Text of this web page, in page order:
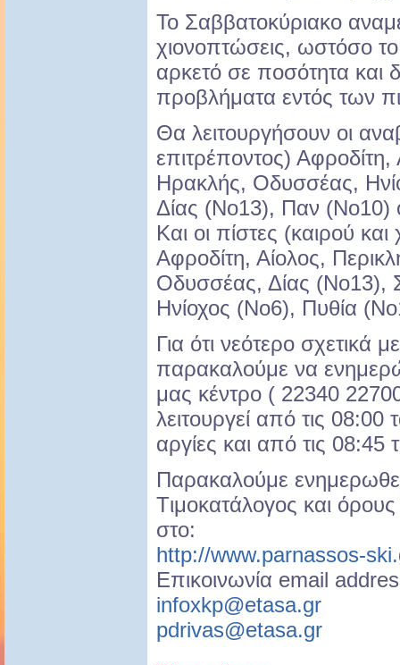
Το Σαββατοκύριακο
χιονοπτώσεις, ωστόσο
αρκετό σε ποσότητα και
προβλήματα εντός των
Θα λειτουργήσουν οι
επιτρέποντος) Αφροδίτη,
Ηρακλής, Οδυσσέας,
Δίας (Νο13), Παν (Νο10)
Και οι πίστες (καιρού
Αφροδίτη, Αίολος,
Οδυσσέας, Δίας (Νο13),
Ηνίοχος (Νο6), Πυθία
Για ότι νεότερο σχετικά
παρακαλούμε να
μας κέντρο ( 22340
λειτουργεί από τις
αργίες και από τις 08:45
Παρακαλούμε
Tιμοκατάλογος και
στο:
http://www.parnassos-
Επικοινωνία email
infoxkp@etasa.gr
pdrivas@etasa.gr